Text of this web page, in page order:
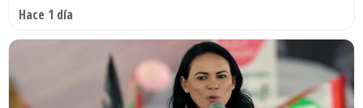
Hace 1 día